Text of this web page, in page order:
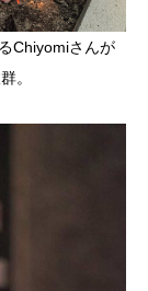
Chiyomiさんが
。